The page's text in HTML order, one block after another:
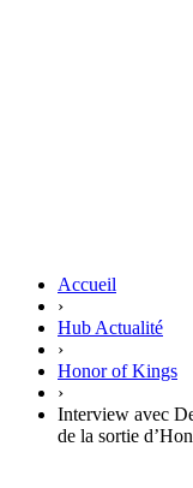
Accueil
›
Hub Actualité
›
Honor of Kings
›
Interview avec
de la sortie